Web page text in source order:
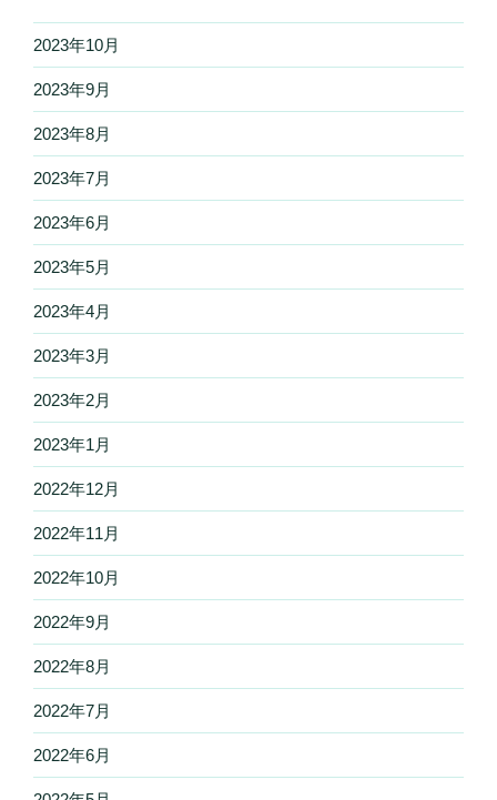
2023年10月
2023年9月
2023年8月
2023年7月
2023年6月
2023年5月
2023年4月
2023年3月
2023年2月
2023年1月
2022年12月
2022年11月
2022年10月
2022年9月
2022年8月
2022年7月
2022年6月